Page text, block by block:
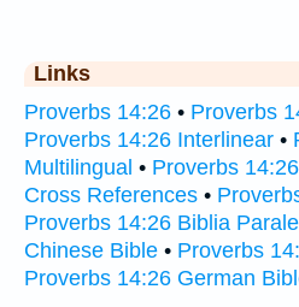
Links
Proverbs 14:26 • Proverbs
Proverbs 14:26 Interlinear •
Multilingual • Proverbs
Cross References •
Proverbs 14:26 Biblia
Chinese Bible • Proverbs
Proverbs 14:26 German